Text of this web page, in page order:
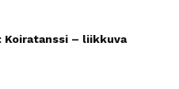
Koiratanssi – liikkuva